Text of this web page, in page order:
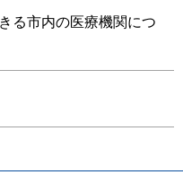
る市内の医療機関につ